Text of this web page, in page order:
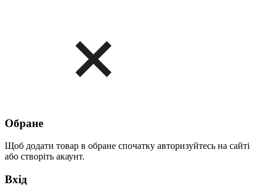
Обране
Щоб додати товар в обране спочатку авторизуйтесь на сайті
або створіть акаунт.
Вхід